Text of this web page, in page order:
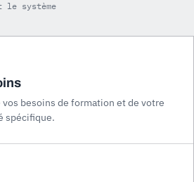
le système
besoins de formation et de votre
spécifique.